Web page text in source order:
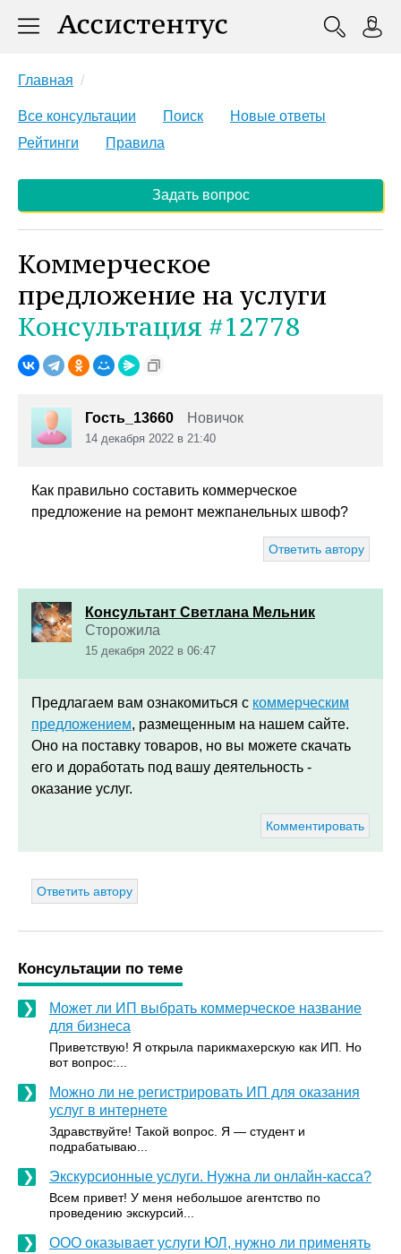
Главная
Все консультации Поиск
Новые ответы
Рейтинги
Правила
Задать вопрос
Коммерческое
предложение на услуги
Консультация #12778
Гость_13660 Новичок
14 декабря 2022 в 21:40
Как правильно составить коммерческое
предложение на ремонт межпанельных швоф?
Ответить автору
Консультант Светлана Мельник
Сторожила
15 декабря 2022 в 06:47
Предлагаем вам ознакомиться с коммерческим
предложением, размещенным на нашем сайте.
Оно на поставку товаров, но вы можете скачать
его и доработать под вашу деятельность -
оказание услуг.
Комментировать
Ответить автору
Консультации по теме
Может ли ИП выбрать коммерческое название
для бизнеса
Приветствую! Я открыла парикмахерскую как ИП. Но
вот вопрос:...
Можно ли не регистрировать ИП для оказания
услуг в интернете
Здравствуйте! Такой вопрос. Я — студент и
подрабатываю...
Экскурсионные услуги. Нужна ли онлайн-касса?
Всем привет! У меня небольшое агентство по
проведению экскурсий...
ООО оказывает услуги ЮЛ, нужно ли применять